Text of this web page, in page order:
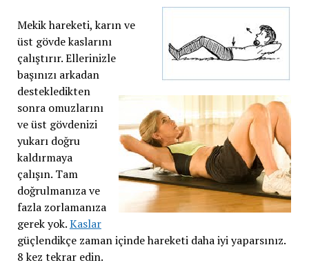
Mekik hareketi, karın ve
üst gövde kaslarını
çalıştırır. Ellerinizle
başınızı arkadan
destekledikten
sonra omuzlarını
ve üst gövdenizi
yukarı doğru
kaldırmaya
çalışın. Tam
doğrulmanıza ve
fazla zorlamanıza
gerek yok.Kaslar
güçlendikçe zaman içinde hareketi daha iyi yaparsınız.
8 kez tekrar edin.